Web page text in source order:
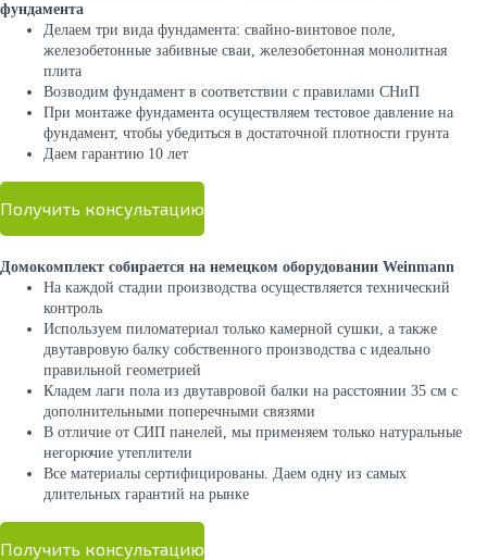
фундамента
Делаем три вида фундамента: свайно-винтовое поле,
железобетонные забивные сваи, железобетонная монолитная
плита
Возводим фундамент в соответствии с правилами СНиП
При монтаже фундамента осуществляем тестовое давление на
фундамент, чтобы убедиться в достаточной плотности грунта
Даем гарантию 10 лет
Получить консультацию
Домокомплект собирается на немецком оборудовании Weinmann
На каждой стадии производства осуществляется технический
контроль
Используем пиломатериал только камерной сушки, а также
двутавровую балку собственного производства с идеально
правильной геометрией
Кладем лаги пола из двутавровой балки на расстоянии 35 см с
дополнительными поперечными связями
В отличие от СИП панелей, мы применяем только натуральные
негорючие утеплители
Все материалы сертифицированы. Даем одну из самых
длительных гарантий на рынке
Получить консультацию